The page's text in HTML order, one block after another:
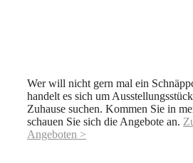
Wer will nicht gern mal ein
handelt es sich um
Zuhause suchen. Kommen Sie in
schauen Sie sich die Angebote an.
Angeboten >